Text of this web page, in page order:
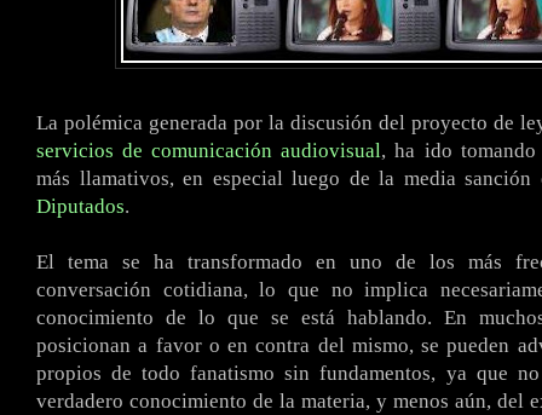
La polémica generada por la discusión del proyecto de
servicios de comunicación audiovisual, ha ido
más llamativos, en especial luego de la media
Diputados.
El tema se ha transformado en uno de los más
conversación cotidiana, lo que no implica
conocimiento de lo que se está hablando. En
posicionan a favor o en contra del mismo, se pueden
propios de todo fanatismo sin fundamentos, ya que
verdadero conocimiento de la materia, y menos aún, del